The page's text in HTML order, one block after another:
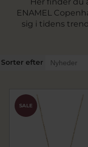
ENAMEL
sig i tidens
med et klassisk
Sorter efter
SALE